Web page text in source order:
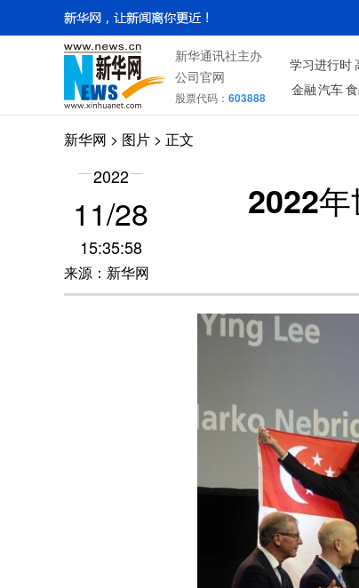
新华通讯社主办
公司官网
股票代码： 603888
学习进行时
金融汽车
新华网 > 图片 > 正文
2022
11/28
15:35:58
来源：新华网
2022